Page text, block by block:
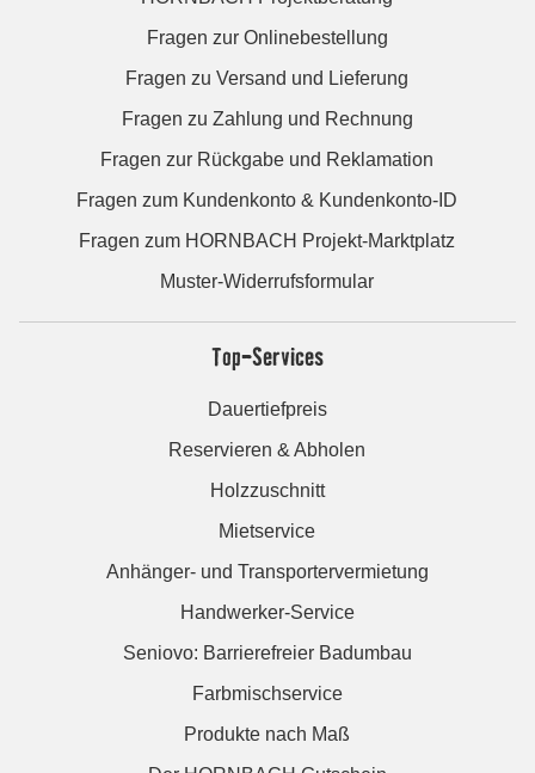
Fragen zur Onlinebestellung
Fragen zu Versand und Lieferung
Fragen zu Zahlung und Rechnung
Fragen zur Rückgabe und Reklamation
Fragen zum Kundenkonto & Kundenkonto-ID
Fragen zum HORNBACH Projekt-Marktplatz
Muster-Widerrufsformular
Top-Services
Dauertiefpreis
Reservieren & Abholen
Holzzuschnitt
Mietservice
Anhänger- und Transportervermietung
Handwerker-Service
Seniovo: Barrierefreier Badumbau
Farbmischservice
Produkte nach Maß